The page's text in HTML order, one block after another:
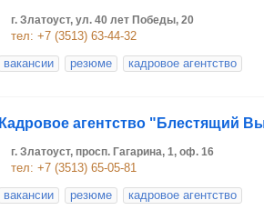
г. Златоуст, ул. 40 лет Победы, 20
тел: +7 (3513) 63-44-32
вакансии
резюме кадровое агентство
Кадровое агентство "Блестящий
г. Златоуст, просп. Гагарина, 1, оф. 16
тел: +7 (3513) 65-05-81
вакансии
резюме кадровое агентство